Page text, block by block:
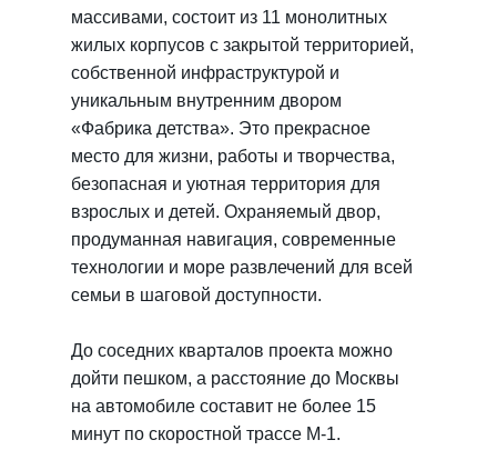
массивами, состоит из 11 монолитных
жилых корпусов с закрытой территорией,
собственной инфраструктурой и
уникальным внутренним двором
«Фабрика детства». Это прекрасное
место для жизни, работы и творчества,
безопасная и уютная территория для
взрослых и детей. Охраняемый двор,
продуманная навигация, современные
технологии и море развлечений для всей
семьи в шаговой доступности.
До соседних кварталов проекта можно
дойти пешком, а расстояние до Москвы
на автомобиле составит не более 15
минут по скоростной трассе М-1.